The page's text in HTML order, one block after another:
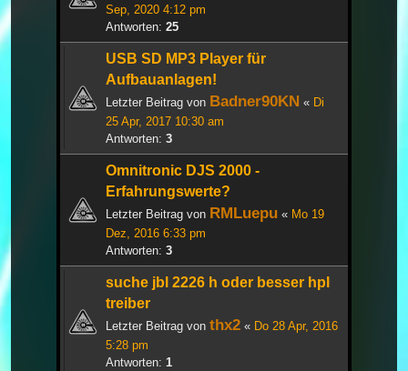
Sep, 2020 4:12 pm
Antworten: 25
USB SD MP3 Player für
Aufbauanlagen!
Letzter Beitrag von Badner90KN « Di
25 Apr, 2017 10:30 am
Antworten: 3
Omnitronic DJS 2000 -
Erfahrungswerte?
Letzter Beitrag von RMLuepu « Mo 19
Dez, 2016 6:33 pm
Antworten: 3
suche jbl 2226 h oder besser hpl
treiber
Letzter Beitrag von thx2 « Do 28 Apr, 2016
5:28 pm
Antworten: 1